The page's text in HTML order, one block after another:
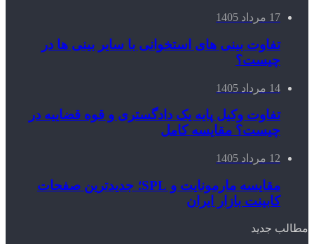
17 مرداد 1405
تفاوت بینی های استخوانی با سایر بینی ها در
چیست؟
14 مرداد 1405
تفاوت وکیل پایه یک دادگستری و قوه قضاییه در
چیست؟ مقایسه کامل
12 مرداد 1405
مقایسه مارمونایت و SPL؛ جدیدترین صفحات
کابینت بازار ایران
مطالب جدید